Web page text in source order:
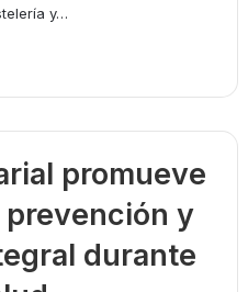
y…
promueve
prevención y
durante